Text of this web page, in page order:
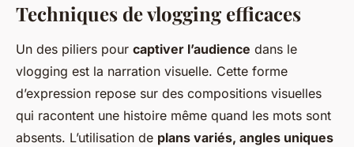
Explorez l"art du vlog :
captivez votre audience avec
les trésors des traditions
artisanales locales
Noham 16 février 2025 • 5 min de lecture
Techniques de vlogging efficaces
Un des piliers pour captiver l’audience dans le
vlogging est la narration visuelle. Cette forme
d’expression repose sur des compositions visuelles
qui racontent une histoire même quand les mots sont
absents. L’utilisation de plans variés, angles uniques